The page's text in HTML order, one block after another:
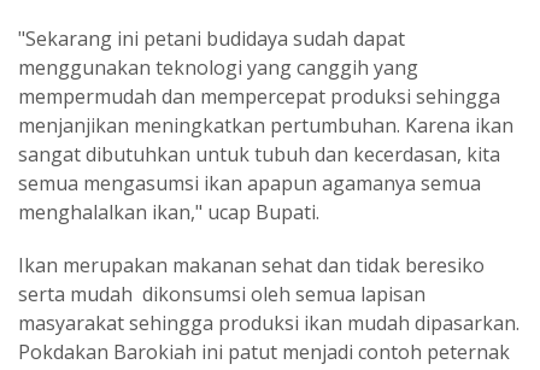
"Sekarang ini petani budidaya sudah dapat
menggunakan teknologi yang canggih yang
mempermudah dan mempercepat produksi sehingga
menjanjikan meningkatkan pertumbuhan. Karena ikan
sangat dibutuhkan untuk tubuh dan kecerdasan, kita
semua mengasumsi ikan apapun agamanya semua
menghalalkan ikan," ucap Bupati.
Ikan merupakan makanan sehat dan tidak beresiko
serta mudah dikonsumsi oleh semua lapisan
masyarakat sehingga produksi ikan mudah dipasarkan.
Pokdakan Barokiah ini patut menjadi contoh peternak